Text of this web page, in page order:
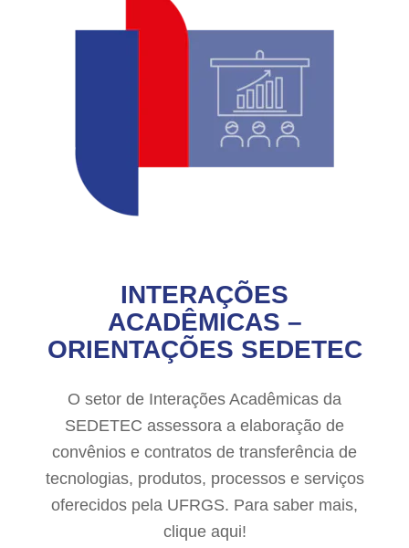
INTERAÇÕES
ACADÊMICAS –
ORIENTAÇÕES SEDETEC
O setor de Interações Acadêmicas da
SEDETEC assessora a elaboração de
convênios e contratos de transferência de
tecnologias, produtos, processos e serviços
oferecidos pela UFRGS. Para saber mais,
clique aqui!